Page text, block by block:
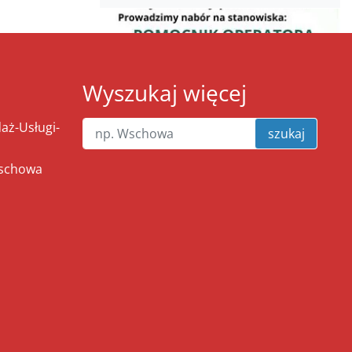
Usługi-
Wyszukaj więcej
szukaj